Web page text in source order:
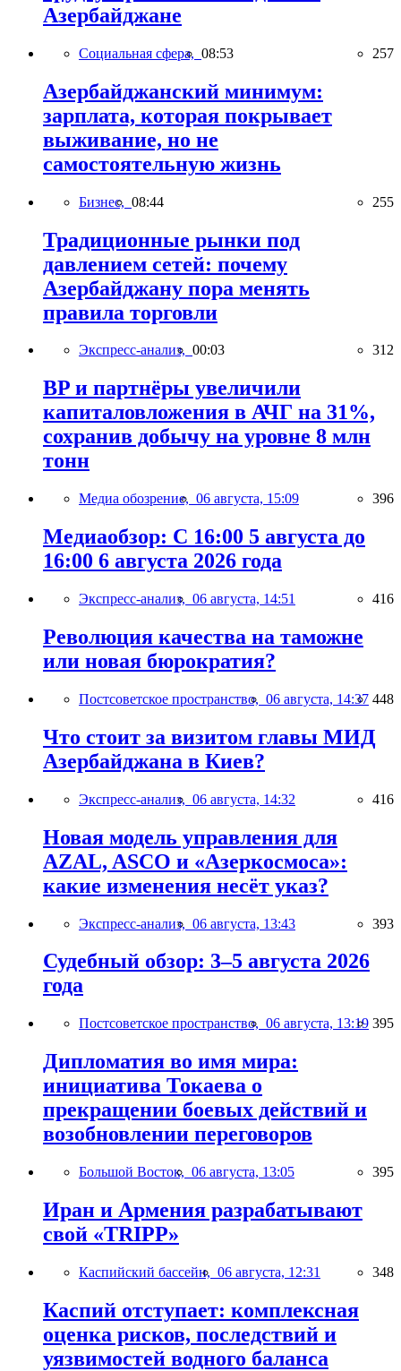
Азербайджане
Социальная сфера, 08:53 257
Азербайджанский минимум:
зарплата, которая покрывает
выживание, но не
самостоятельную жизнь
Бизнес, 08:44 255
Традиционные рынки под
давлением сетей: почему
Азербайджану пора менять
правила торговли
Экспресс-анализ, 00:03 312
BP и партнёры увеличили
капиталовложения в АЧГ на 31%,
сохранив добычу на уровне 8 млн
тонн
Медиа обозрение, 06 августа, 15:09 396
Медиаобзор: С 16:00 5 августа до
16:00 6 августа 2026 года
Экспресс-анализ, 06 августа, 14:51 416
Революция качества на таможне
или новая бюрократия?
Постсоветское пространство, 06 августа, 14:37 448
Что стоит за визитом главы МИД
Азербайджана в Киев?
Экспресс-анализ, 06 августа, 14:32 416
Новая модель управления для
AZAL, ASCO и «Азеркосмоса»:
какие изменения несёт указ?
Экспресс-анализ, 06 августа, 13:43 393
Судебный обзор: 3–5 августа 2026
года
Постсоветское пространство, 06 августа, 13:19 395
Дипломатия во имя мира:
инициатива Токаева о
прекращении боевых действий и
возобновлении переговоров
Большой Восток, 06 августа, 13:05 395
Иран и Армения разрабатывают
свой «TRIPP»
Каспийский бассейн, 06 августа, 12:31 348
Каспий отступает: комплексная
оценка рисков, последствий и
уязвимостей водного баланса